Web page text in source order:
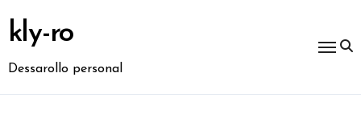
contenido
kly-ro
Dessarollo personal